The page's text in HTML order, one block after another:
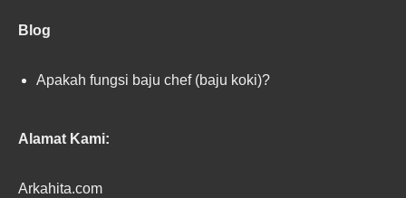
Blog
Apakah fungsi baju chef (baju koki)?
Alamat Kami:
Arkahita.com